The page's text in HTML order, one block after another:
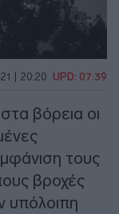
| 20:20 UPD: 07:39
βόρεια οι
τους
βροχές
υπόλοιπη